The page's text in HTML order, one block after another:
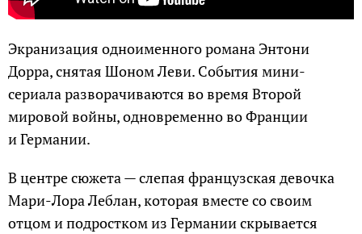
Экранизация одноименного романа Энтони
Дорра, снятая Шоном Леви. События мини-
сериала разворачиваются во время Второй
мировой войны, одновременно во Франции
и Германии.
В центре сюжета — слепая французская девочка
Мари-Лора Леблан, которая вместе со своим
отцом и подростком из Германии скрывается